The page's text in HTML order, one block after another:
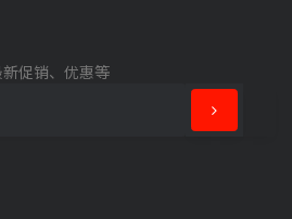
促销、优惠等